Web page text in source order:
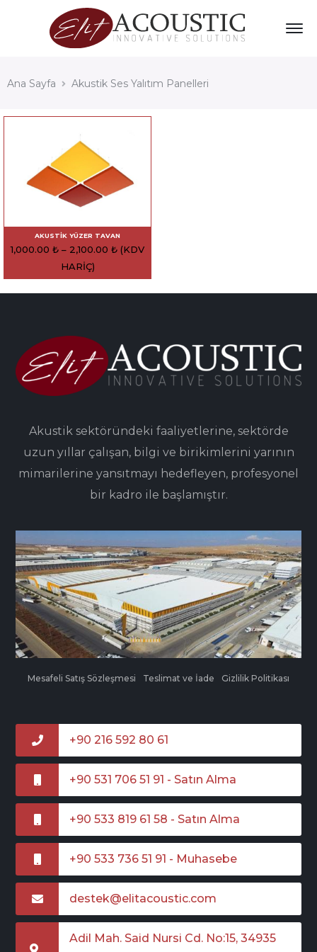
Ana Sayfa Akustik Ses Yalıtım Panelleri
AKUSTIK YÜZER TAVAN
1,000.00 ₺ – 2,100.00 ₺ (KDV
HARIÇ)
Akustik sektöründeki faaliyetlerine, sektörde
uzun yıllar çalışan, bilgi ve birikimlerini yarının
mimarilerine yansıtmayı hedefleyen, profesyonel
bir kadro ile başlamıştır.
Mesafeli Satış Sözleşmesi Teslimat ve İade Gizlilik Politikası
+90 216 592 80 61
+90 531 706 51 91 - Satın Alma
+90 533 819 61 58 - Satın Alma
+90 533 736 51 91 - Muhasebe
destek@elitacoustic.com
Adil Mah. Said Nursi Cd. No:15, 34935